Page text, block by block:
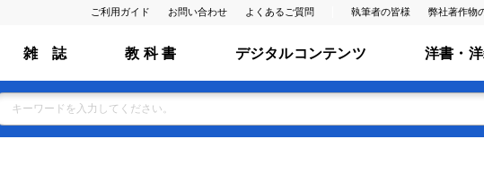
ご利用ガイド お問い合わせ よくあるご質問 執筆者の皆様 弊社著作物
雑 誌 教 科 書 デジタルコンテンツ 洋書・